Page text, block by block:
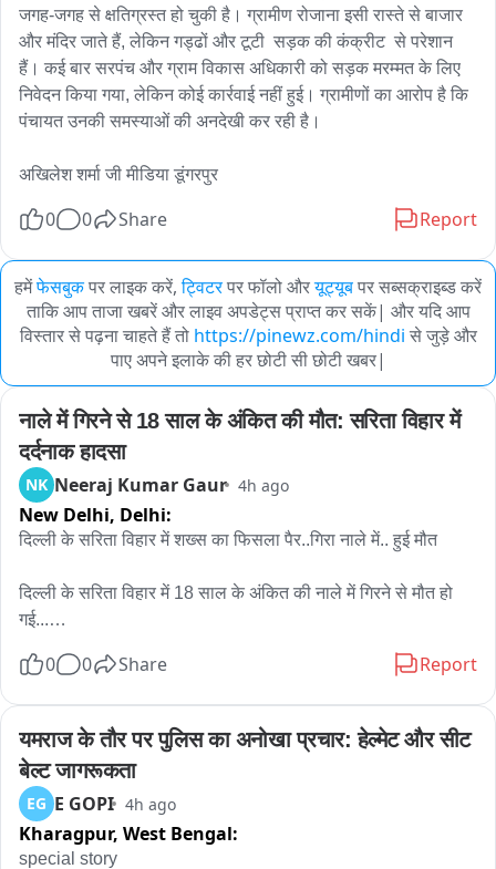
जगह-जगह से क्षतिग्रस्त हो चुकी है। ग्रामीण रोजाना इसी रास्ते से बाजार
और मंदिर जाते हैं, लेकिन गड्ढों और टूटी  सड़क की कंक्रीट  से परेशान
हैं। कई बार सरपंच और ग्राम विकास अधिकारी को सड़क मरम्मत के लिए
निवेदन किया गया, लेकिन कोई कार्रवाई नहीं हुई। ग्रामीणों का आरोप है कि
पंचायत उनकी समस्याओं की अनदेखी कर रही है।
अखिलेश शर्मा जी मीडिया डूंगरपुर
0 0 Share Report
हमेंफेसबुकपर लाइक करें, ट्विटरपर फॉलो औरयूट्यूबपर सब्सक्राइब्ड करें
ताकि आप ताजा खबरें और लाइव अपडेट्स प्राप्त कर सकें| और यदि आप
विस्तार से पढ़ना चाहते हैं तो https://pinewz.com/hindi से जुड़े और
पाए अपने इलाके की हर छोटी सी छोटी खबर|
नाले में गिरने से 18 साल के अंकित की मौत: सरिता विहार में
दर्दनाक हादसा
NK Neeraj Kumar Gaur 4h ago
New Delhi, Delhi:
दिल्ली के सरिता विहार में शख्स का फिसला पैर..गिरा नाले में.. हुई मौत
दिल्ली के सरिता विहार में 18 साल के अंकित की नाले में गिरने से मौत हो
गई...
जा रहा था..तभी नाले की पुलिया को क्रोस करने के बाद.. पानी का फ्लो
वो नाले में पानी के बहाव के साथ बह गया..
0 0 Share Report
यमराज के तौर पर पुलिस का अनोखा प्रचार: हेल्मेट और सीट
बेल्ट जागरूकता
EG E GOPI 4h ago
Kharagpur, West Bengal:
special story